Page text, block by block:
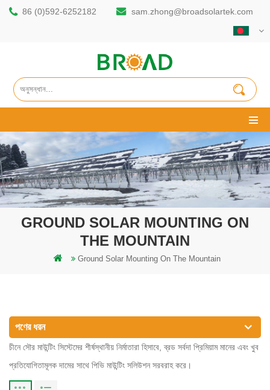
86 (0)592-6252182 sam.zhong@broadsolartek.com
GROUND SOLAR MOUNTING ON
THE MOUNTAIN
Ground Solar Mounting On The Mountain
পণের ধরন
চীনে সৌর মাউন্টিং সিস্টেমের শীর্ষস্থানীয় নির্মাতারা হিসাবে, ব্রড সর্বদা প্রিমিয়াম মানের এবং খুব
প্রতিযোগিতামূলক দামের সাথে পিভি মাউন্টিং সলিউশন সরবরাহ করে।